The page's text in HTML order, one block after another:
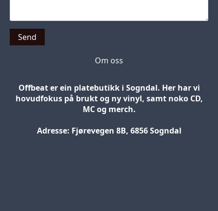
Send
Om oss
Offbeat er ein platebutikk i Sogndal. Her har vi
hovudfokus på brukt og ny vinyl, samt noko CD,
MC og merch.
Adresse: Fjørevegen 8B, 6856 Sogndal